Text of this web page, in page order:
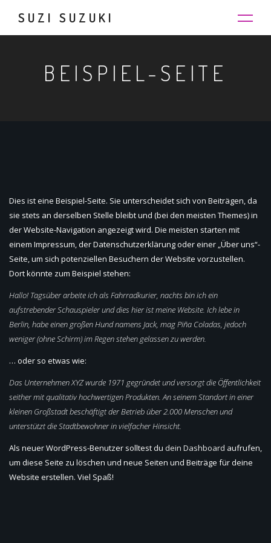
SUZI SUZUKI
BEISPIEL-SEITE
Dies ist eine Beispiel-Seite. Sie unterscheidet sich von Beiträgen, da
sie stets an derselben Stelle bleibt und (bei den meisten Themes) in
der Website-Navigation angezeigt wird. Die meisten starten mit
einem Impressum, der Datenschutzerklärung oder einer „Über uns“-
Seite, um sich potenziellen Besuchern der Website vorzustellen.
Dort könnte zum Beispiel stehen:
Hallo! Tagsüber arbeite ich als Fahrradkurier, nachts bin ich ein
aufstrebender Schauspieler und dies hier ist meine Website. Ich lebe in
Berlin, habe einen großen Hund namens Jack, mag Piña Coladas, jedoch
weniger (ohne Schirm) im Regen stehen gelassen zu werden.
… oder so etwas wie:
Das Unternehmen XYZ wurde 1971 gegründet und versorgt die Öffentlichkeit
seither mit qualitativ hochwertigen Produkten. An seinem Standort in einer
kleinen Großstadt beschäftigt der Betrieb über 2.000 Menschen und
unterstützt die Stadtbewohner in vielfacher Hinsicht.
Als neuer WordPress-Benutzer solltest du dein Dashboard aufrufen,
um diese Seite zu löschen und neue Seiten und Beiträge für deine
Website erstellen. Viel Spaß!